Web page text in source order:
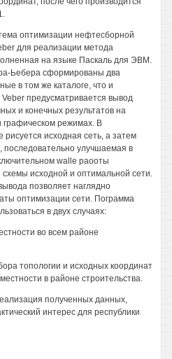
оптимизации нефтесборной
для реализации метода
на языке Паскаль для ЭВМ.
Ьебера сформированы два
в том же каталоге, что и
предусматривается вывод
и конечных результатов на
графическом режимах. В
исходная сеть, а затем
последовательно улучшаемая в
walle раооты
исходной и оптимальной сети.
позволяет наглядно
оптимизации сети. Пограмма
в двух случаях:
во всем районе
топологии и исходных координат
в районе строительства.
полученных данных,
интерес для республики